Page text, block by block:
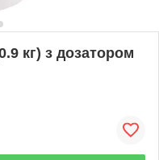
кг) з дозатором